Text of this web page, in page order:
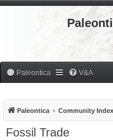
Paleontica V&A
Paleontica Community Index
Fossil Trade